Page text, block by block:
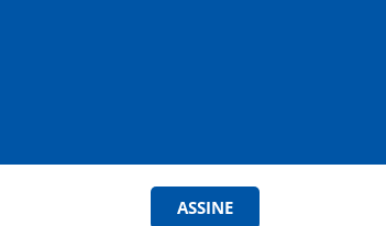
ASSINE